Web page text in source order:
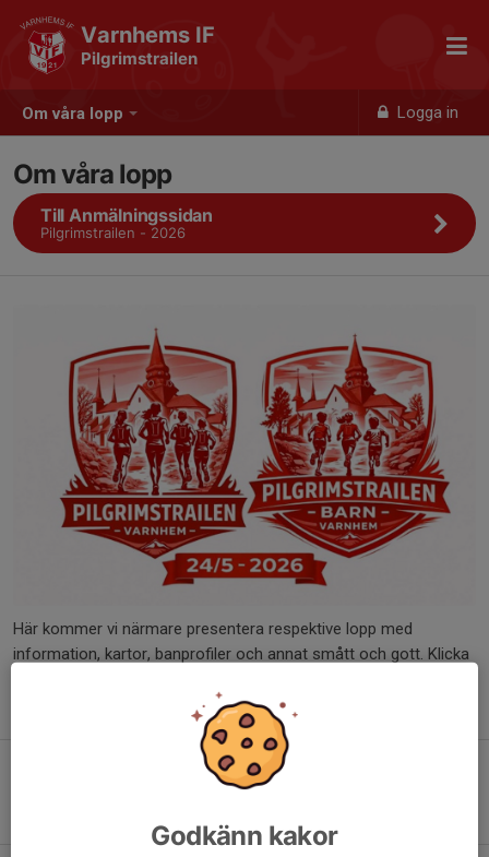
Om våra lopp Logga in
Varnhems IF
Pilgrimstrailen
Om våra lopp
Till Anmälningssidan
Pilgrimstrailen - 2026
Här kommer vi närmare presentera respektive lopp med
information, kartor, banprofiler och annat smått och gott. Klicka
vänstersidan eller via respektive lopps knapp här på denna sida.
Godkänn kakor